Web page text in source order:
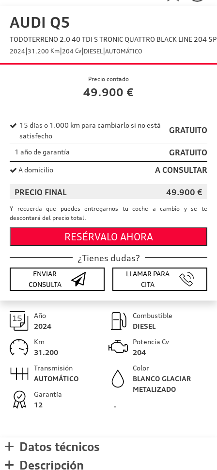
AUDI Q5
TODOTERRENO 2.0 40 TDI S TRONIC QUATTRO BLACK LINE 204 5P
2024|31.200 Km|204 Cv|DIESEL|AUTOMÁTICO
Precio contado
49.900 €
15 días o 1.000 km para cambiarlo si no está
satisfecho
GRATUITO
1 año de garantía GRATUITO
A domicilio A CONSULTAR
PRECIO FINAL 49.900 €
Y recuerda que puedes entregarnos tu coche a cambio y se te
descontará del precio total.
RESÉRVALO AHORA
¿Tienes dudas?
ENVIAR
CONSULTA
LLAMAR PARA
CITA
Año
2024
Km
31.200
Combustible
DIESEL
Potencia Cv
204
Transmisión
AUTOMÁTICO
Garantía
12
Color
BLANCO GLACIAR
METALIZADO
-
Datos técnicos
Descripción